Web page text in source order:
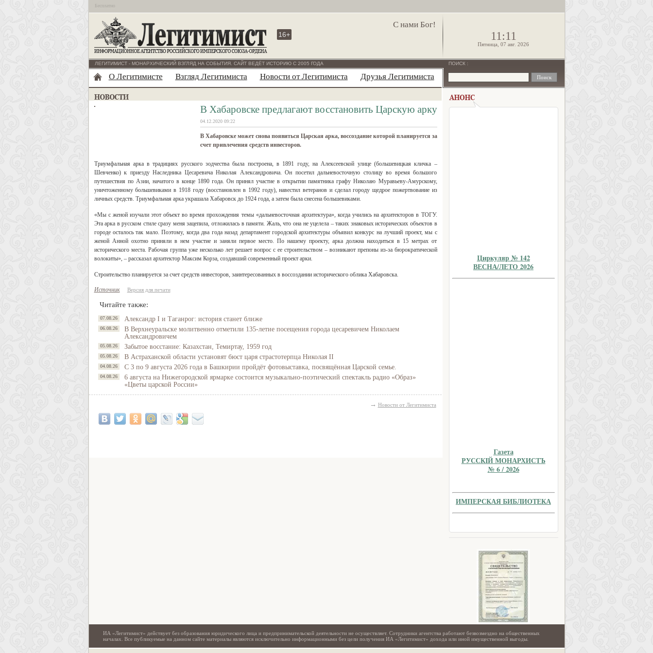
Бесплатно
С нами Бог!
16+ 11:11
Пятница, 07 авг. 2026
ЛЕГИТИМИСТ - МОНАРХИЧЕСКИЙ ВЗГЛЯД НА СОБЫТИЯ. САЙТ ВЕДЁТ ИСТОРИЮ С 2005 ГОДА
О Легитимисте Взгляд Легитимиста Новости от Легитимиста Друзья Легитимиста
В Хабаровске предлагают восстановить Царскую арку
04.12.2020 09:22
В Хабаровске может снова появиться Царская арка, воссоздание которой планируется за
счет привлечения средств инвесторов.
Триумфальная арка в традициях русского зодчества была построена, в 1891 году, на Алексеевской улице (большевицкая кличка –
Шевченко) к приезду Наследника Цесаревича Николая Александровича. Он посетил дальневосточную столицу во время большого
путешествия по Азии, начатого в конце 1890 года. Он принял участие в открытии памятника графу Николаю Муравьеву-Амурскому,
уничтоженному большевиками в 1918 году (восстановлен в 1992 году), навестил ветеранов и сделал городу щедрое пожертвование из
личных средств. Триумфальная арка украшала Хабаровск до 1924 года, а затем была снесена большевиками.
«Мы с женой изучали этот объект во время прохождения темы «дальневосточная архитектура», когда учились на архитекторов в ТОГУ.
Эта арка в русском стиле сразу меня зацепила, отложилась в памяти. Жаль, что она не уцелела – таких знаковых исторических объектов в
городе осталось так мало. Поэтому, когда два года назад департамент городской архитектуры объявил конкурс на лучший проект, мы с
женой Анной охотно приняли в нем участие и заняли первое место. По нашему проекту, арка должна находиться в 15 метрах от
исторического места. Рабочая группа уже несколько лет решает вопрос с ее строительством – возникают препоны из-за бюрократической
волокиты», – рассказал архитектор Максим Корза, создавший современный проект арки.
Строительство планируется за счет средств инвесторов, заинтересованных в воссоздании исторического облика Хабаровска.
Источник Версия для печати
Читайте также:
07.08.26 Александр I и Таганрог: история станет ближе
06.08.26
В Верхнеуральске молитвенно отметили 135-летие посещения города цесаревичем Николаем
Александровичем
05.08.26 Забытое восстание: Казахстан, Темиртау, 1959 год
05.08.26 В Астраханской области установят бюст царя страстотерпца Николая II
04.08.26 С 3 по 9 августа 2026 года в Башкирии пройдёт фотовыставка, посвящённая Царской семье.
04.08.26
6 августа на Нижегородской ярмарке состоится музыкально-поэтический спектакль радио «Образ»
«Цветы царской России»
→ Новости от Легитимиста
ПОИСК :
Циркуляр № 142
ВЕСНА/ЛЕТО 2026
Газета
РУССКIЙ МОНАРХИСТЪ
№ 6 / 2026
ИМПЕРСКАЯ БИБЛИОТЕКА
ИА «Легитимист» действует без образования юридического лица и предпринимательской деятельности не осуществляет. Сотрудники агентства работают безвозмездно на общественных
началах. Все публикуемые на данном сайте материалы являются исключительно информационными без цели получения ИА «Легитимист» дохода или иной имущественной выгоды.